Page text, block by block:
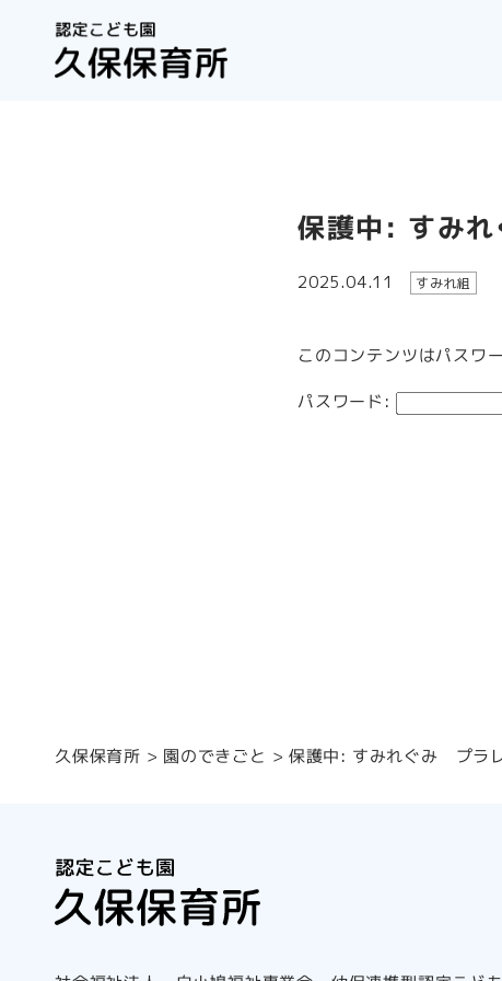
保護中: すみ
2025.04.11 すみれ組
このコンテンツはパスワ
パスワード:
久保保育所 園のできごと 保護中: すみれぐみ プラ